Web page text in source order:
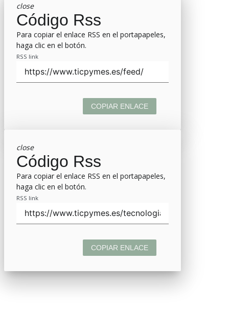
close
Código Rss
Para copiar el enlace RSS en el portapapeles,
haga clic en el botón.
RSS link
COPIAR ENLACE
close
Código Rss
Para copiar el enlace RSS en el portapapeles,
haga clic en el botón.
RSS link
COPIAR ENLACE